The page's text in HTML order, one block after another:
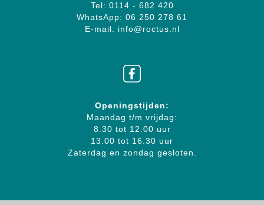
Tel: 0114 - 682 420
WhatsApp: 06 250 278 61
E-mail: info@roctus.nl
Openingstijden:
Maandag t/m vrijdag:
8.30 tot 12.00 uur
13.00 tot 16.30 uur
Zaterdag en zondag gesloten.